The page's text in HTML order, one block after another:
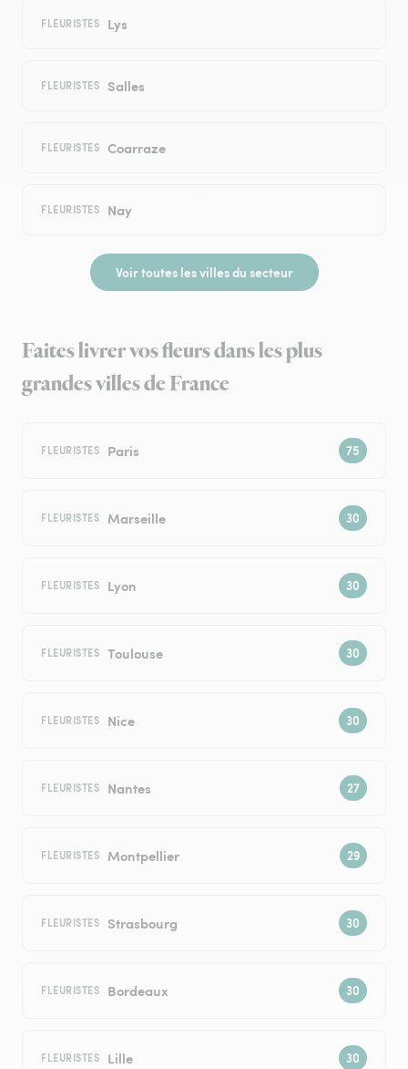
FLEURISTES Lys
FLEURISTES Salles
FLEURISTES Coarraze
FLEURISTES Nay
Voir toutes les villes du secteur
Faites livrer vos fleurs dans les plus
grandes villes de France
FLEURISTES Paris
FLEURISTES Marseille
FLEURISTES Lyon
FLEURISTES Toulouse
FLEURISTES Nice
FLEURISTES Nantes
FLEURISTES Montpellier
FLEURISTES Strasbourg
FLEURISTES Bordeaux
FLEURISTES Lille